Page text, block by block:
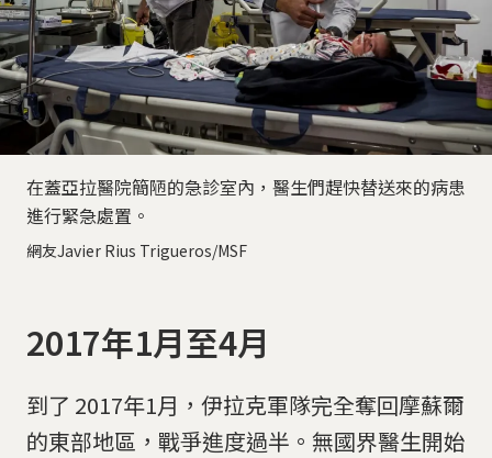
在蓋亞拉醫院簡陋的急診室內，醫生們趕快替送來的病患
進行緊急處置。
網友Javier Rius Trigueros/MSF
2017年1月至4月
到了 2017年1月，伊拉克軍隊完全奪回摩蘇爾
的東部地區，戰爭進度過半。無國界醫生開始